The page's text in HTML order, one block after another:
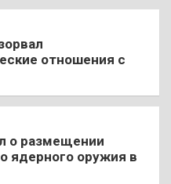
отношения с
о размещении
ядерного оружия в